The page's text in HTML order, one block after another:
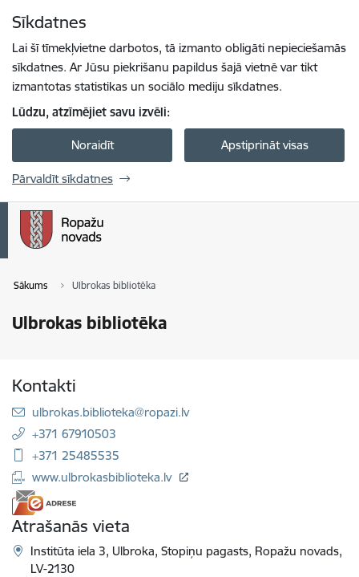
Sīkdatnes
Lai šī tīmekļvietne darbotos, tā izmanto obligāti nepieciešamās
sīkdatnes. Ar Jūsu piekrišanu papildus šajā vietnē var tikt
izmantotas statistikas un sociālo mediju sīkdatnes.
Lūdzu, atzīmējiet savu izvēli:
Noraidīt Apstiprināt visas
Pārvaldīt sīkdatnes
Sākums Ulbrokas bibliotēka
Ulbrokas bibliotēka
Kontakti
E-pasts:
ulbrokas.biblioteka@ropazi.lv
+371 67910503
+371 25485535
www.ulbrokasbiblioteka.lv
Atrašanās vieta
Institūta iela 3, Ulbroka, Stopiņu pagasts, Ropažu novads,
LV-2130